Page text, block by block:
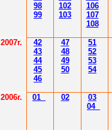
98
99
102
103
106
107
108
2007г.
42
43
44
45
46
47
48
49
50
51
52
53
54
2006г. 01 02
03
04